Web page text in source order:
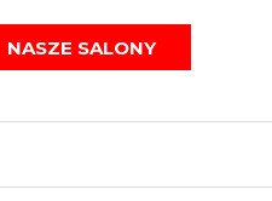
NASZE SALONY